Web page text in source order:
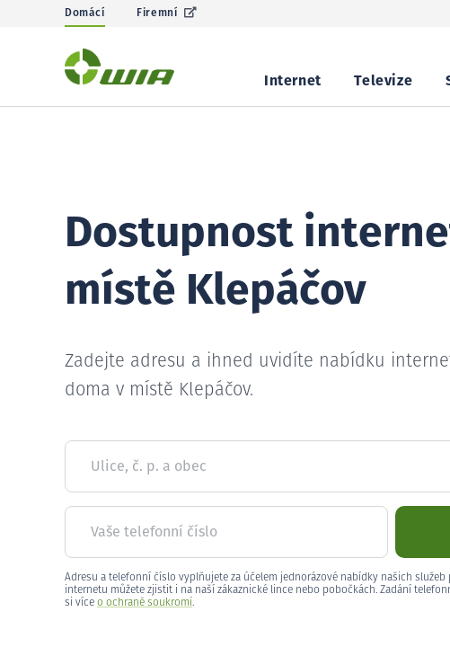
Domácí Firemní
Internet Televize
Dostupnost
místě Klepáčov
Zadejte adresu a ihned uvidíte nabídku
doma v místě Klepáčov.
Ulice, č. p. a obec
Vaše telefonní číslo
Adresu a telefonní číslo vyplňujete za účelem jednorázové nabídky našich
internetu můžete zjistit i na naší zákaznické lince nebo pobočkách. Zadání
si více o ochraně soukromí.